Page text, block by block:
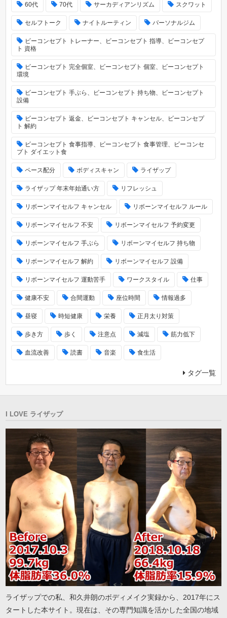
60代 70代 サーカディアンリズム スクワット
セルフトーク ナイトルーティン パーソナルジム
ビーコンセプト トレーナー、ビーコンセプト 指導、ビーコンセプ
ト 資格
ビーコンセプト 完全個室、ビーコンセプト 個室、ビーコンセプト
環境
ビーコンセプト 手ぶら、ビーコンセプト 持ち物、ビーコンセプト
設備
ビーコンセプト 返金、ビーコンセプト キャンセル、ビーコンセプ
ト 解約
ビーコンセプト 食事指導、ビーコンセプト 食事管理、ビーコンセ
プト ダイエット食
ペース配分 ボディスキャン ライザップ
ライザップ 年末年始通い方 リフレッシュ
リボーンマイセルフ キャンセル リボーンマイセルフ ルール
リボーンマイセルフ 不安 リボーンマイセルフ 予約変更
リボーンマイセルフ 手ぶら リボーンマイセルフ 持ち物
リボーンマイセルフ 解約 リボーンマイセルフ 設備
リボーンマイセルフ 運動苦手 ワークスタイル 仕事
健康不安 合間運動 座位時間 情報過多
昼寝 時短健康 栄養 正月太り対策
歩き方 歩く 注意点 減塩 筋力低下
血流改善 読書 音楽 食生活
タグ一覧
I LOVE ライザップ
ライザップでの私、和久井朗のボディメイク実録から、2017年にス
タートした本サイト。現在は、その専門知識を活かした全国の地域